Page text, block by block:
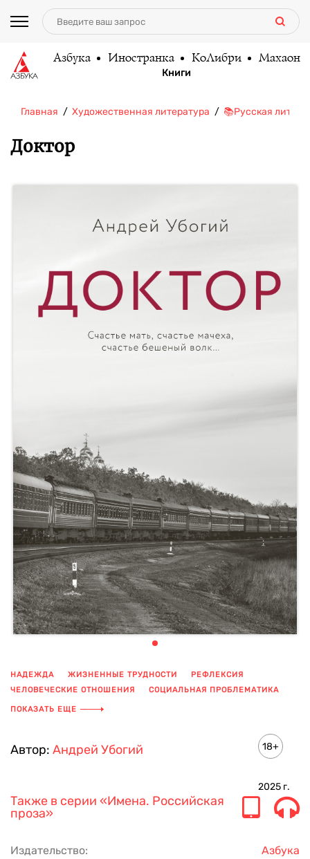
Азбука Иностранка КоЛибри Махаон
Книги
Главная Художественная литература 📚Русская
Доктор
НАДЕЖДА ЖИЗНЕННЫЕ ТРУДНОСТИ
РЕФЛЕКСИЯ
ЧЕЛОВЕЧЕСКИЕ ОТНОШЕНИЯ
СОЦИАЛЬНАЯ ПРОБЛЕМАТИКА
ИСПЫТАНИЯ
ПСИХОЛОГИЗМ
ПОКАЗАТЬ ЕЩЕ
Автор: Андрей Убогий 18+
2025 г.
Также в серии «Имена. Российская
проза»
Издательство: Азбука